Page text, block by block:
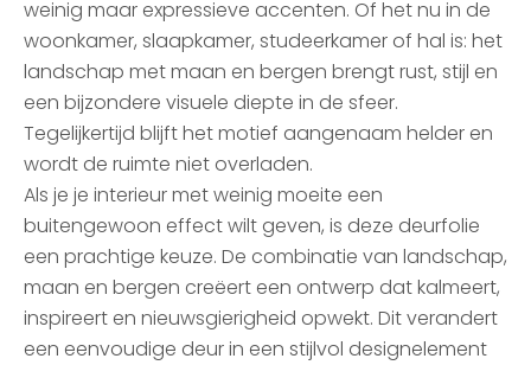
weinig maar expressieve accenten. Of het nu in de
woonkamer, slaapkamer, studeerkamer of hal is: het
landschap met maan en bergen brengt rust, stijl en
een bijzondere visuele diepte in de sfeer.
Tegelijkertijd blijft het motief aangenaam helder en
wordt de ruimte niet overladen.
Als je je interieur met weinig moeite een
buitengewoon effect wilt geven, is deze deurfolie
een prachtige keuze. De combinatie van landschap,
maan en bergen creëert een ontwerp dat kalmeert,
inspireert en nieuwsgierigheid opwekt. Dit verandert
een eenvoudige deur in een stijlvol designelement